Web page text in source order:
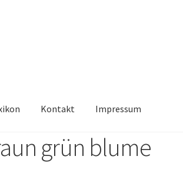
Kontakt Impressum
Historische Fliesen Ankauf und Verkauf
Ihre Anfrage
grün blume